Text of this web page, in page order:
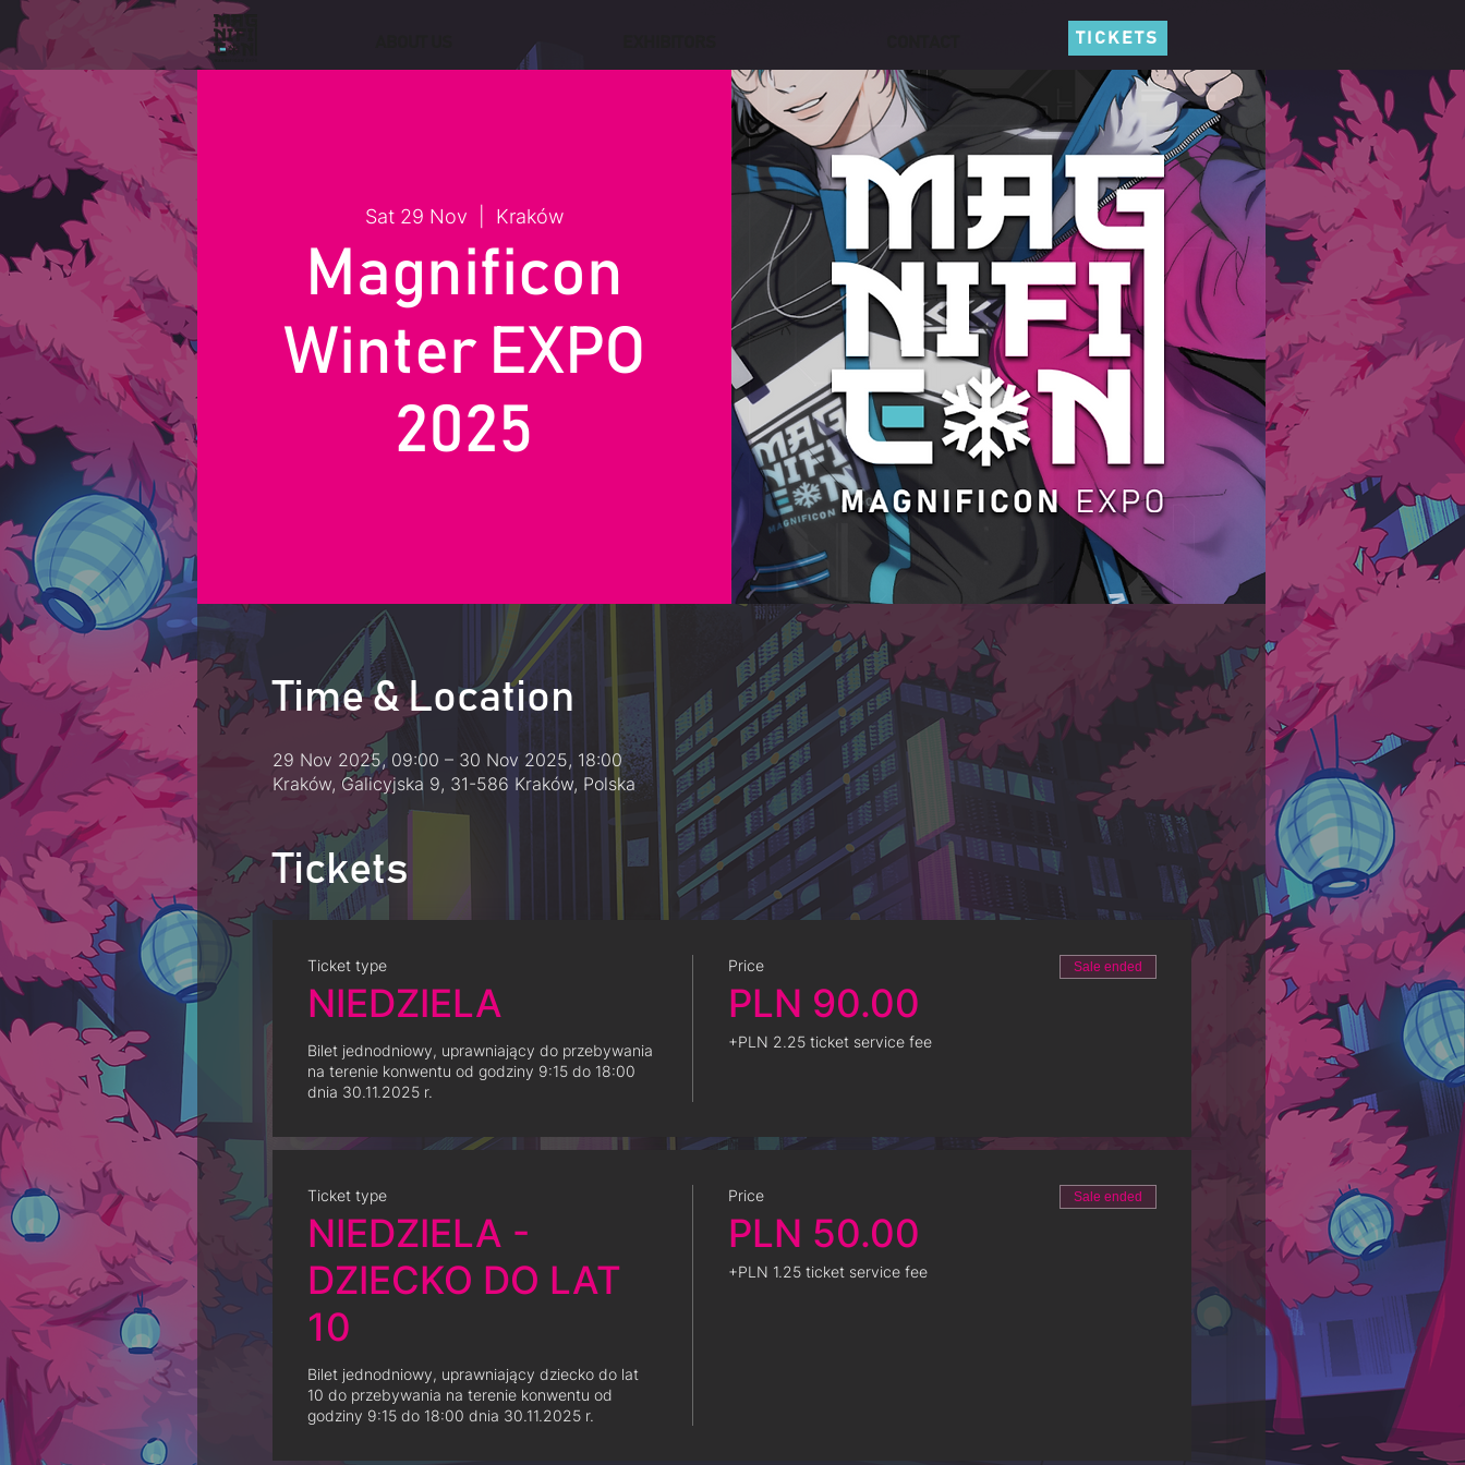
TICKETS
Sat 29 Nov Kraków
Magnificon
Winter EXPO
2025
Time & Location
29 Nov 2025, 09:00 – 30 Nov 2025, 18:00
Kraków, Galicyjska 9, 31-586 Kraków, Polska
Tickets
Ticket type
NIEDZIELA
Bilet jednodniowy, uprawniający do przebywania
na terenie konwentu od godziny 9:15 do 18:00
dnia 30.11.2025 r.
Price
PLN 90.00
+PLN 2.25 ticket service fee
Sale ended
Ticket type
NIEDZIELA -
DZIECKO DO LAT
10
Bilet jednodniowy, uprawniający dziecko do lat
10 do przebywania na terenie konwentu od
godziny 9:15 do 18:00 dnia 30.11.2025 r.
Price
PLN 50.00
+PLN 1.25 ticket service fee
Sale ended